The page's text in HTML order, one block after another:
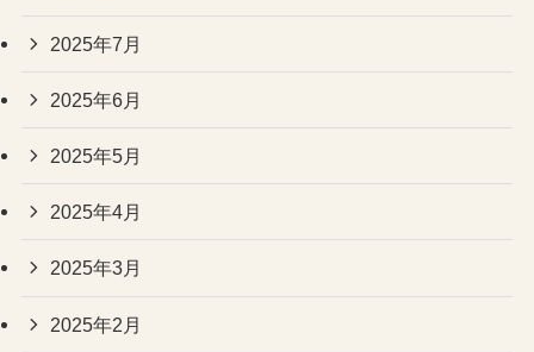
2025年7月
2025年6月
2025年5月
2025年4月
2025年3月
2025年2月